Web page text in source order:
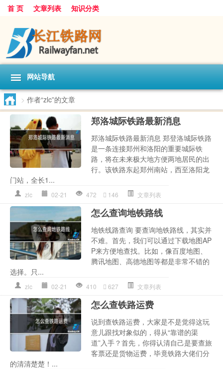
首 页 文章列表 知识分类
网站导航
> 作者“zlc”的文章
郑洛城际铁路最新消息
郑洛城际铁路最新消息 郑登洛城际铁路
是一条连接郑州和洛阳的重要城际铁
路，将在未来极大地方便两地居民的出
行。该铁路东起郑州南站，西至洛阳龙
门站，全长1...
zlc 02-21 472 146 文章列表
怎么查询地铁路线
地铁线路查询 要查询地铁路线，其实并
不难。首先，我们可以通过下载地图AP
P来方便地查找。比如，像百度地图、
腾讯地图、高德地图等都是非常不错的
选择。只...
zlc 02-21 410 627 文章列表
怎么查铁路运费
说到查铁路运费，大家是不是觉得这玩
意儿跟找对象似的，得从“靠谱的渠
道”入手？首先，你得认清自己是要查旅
客票还是货物运费，毕竟铁路大佬们分
的清清楚楚！...